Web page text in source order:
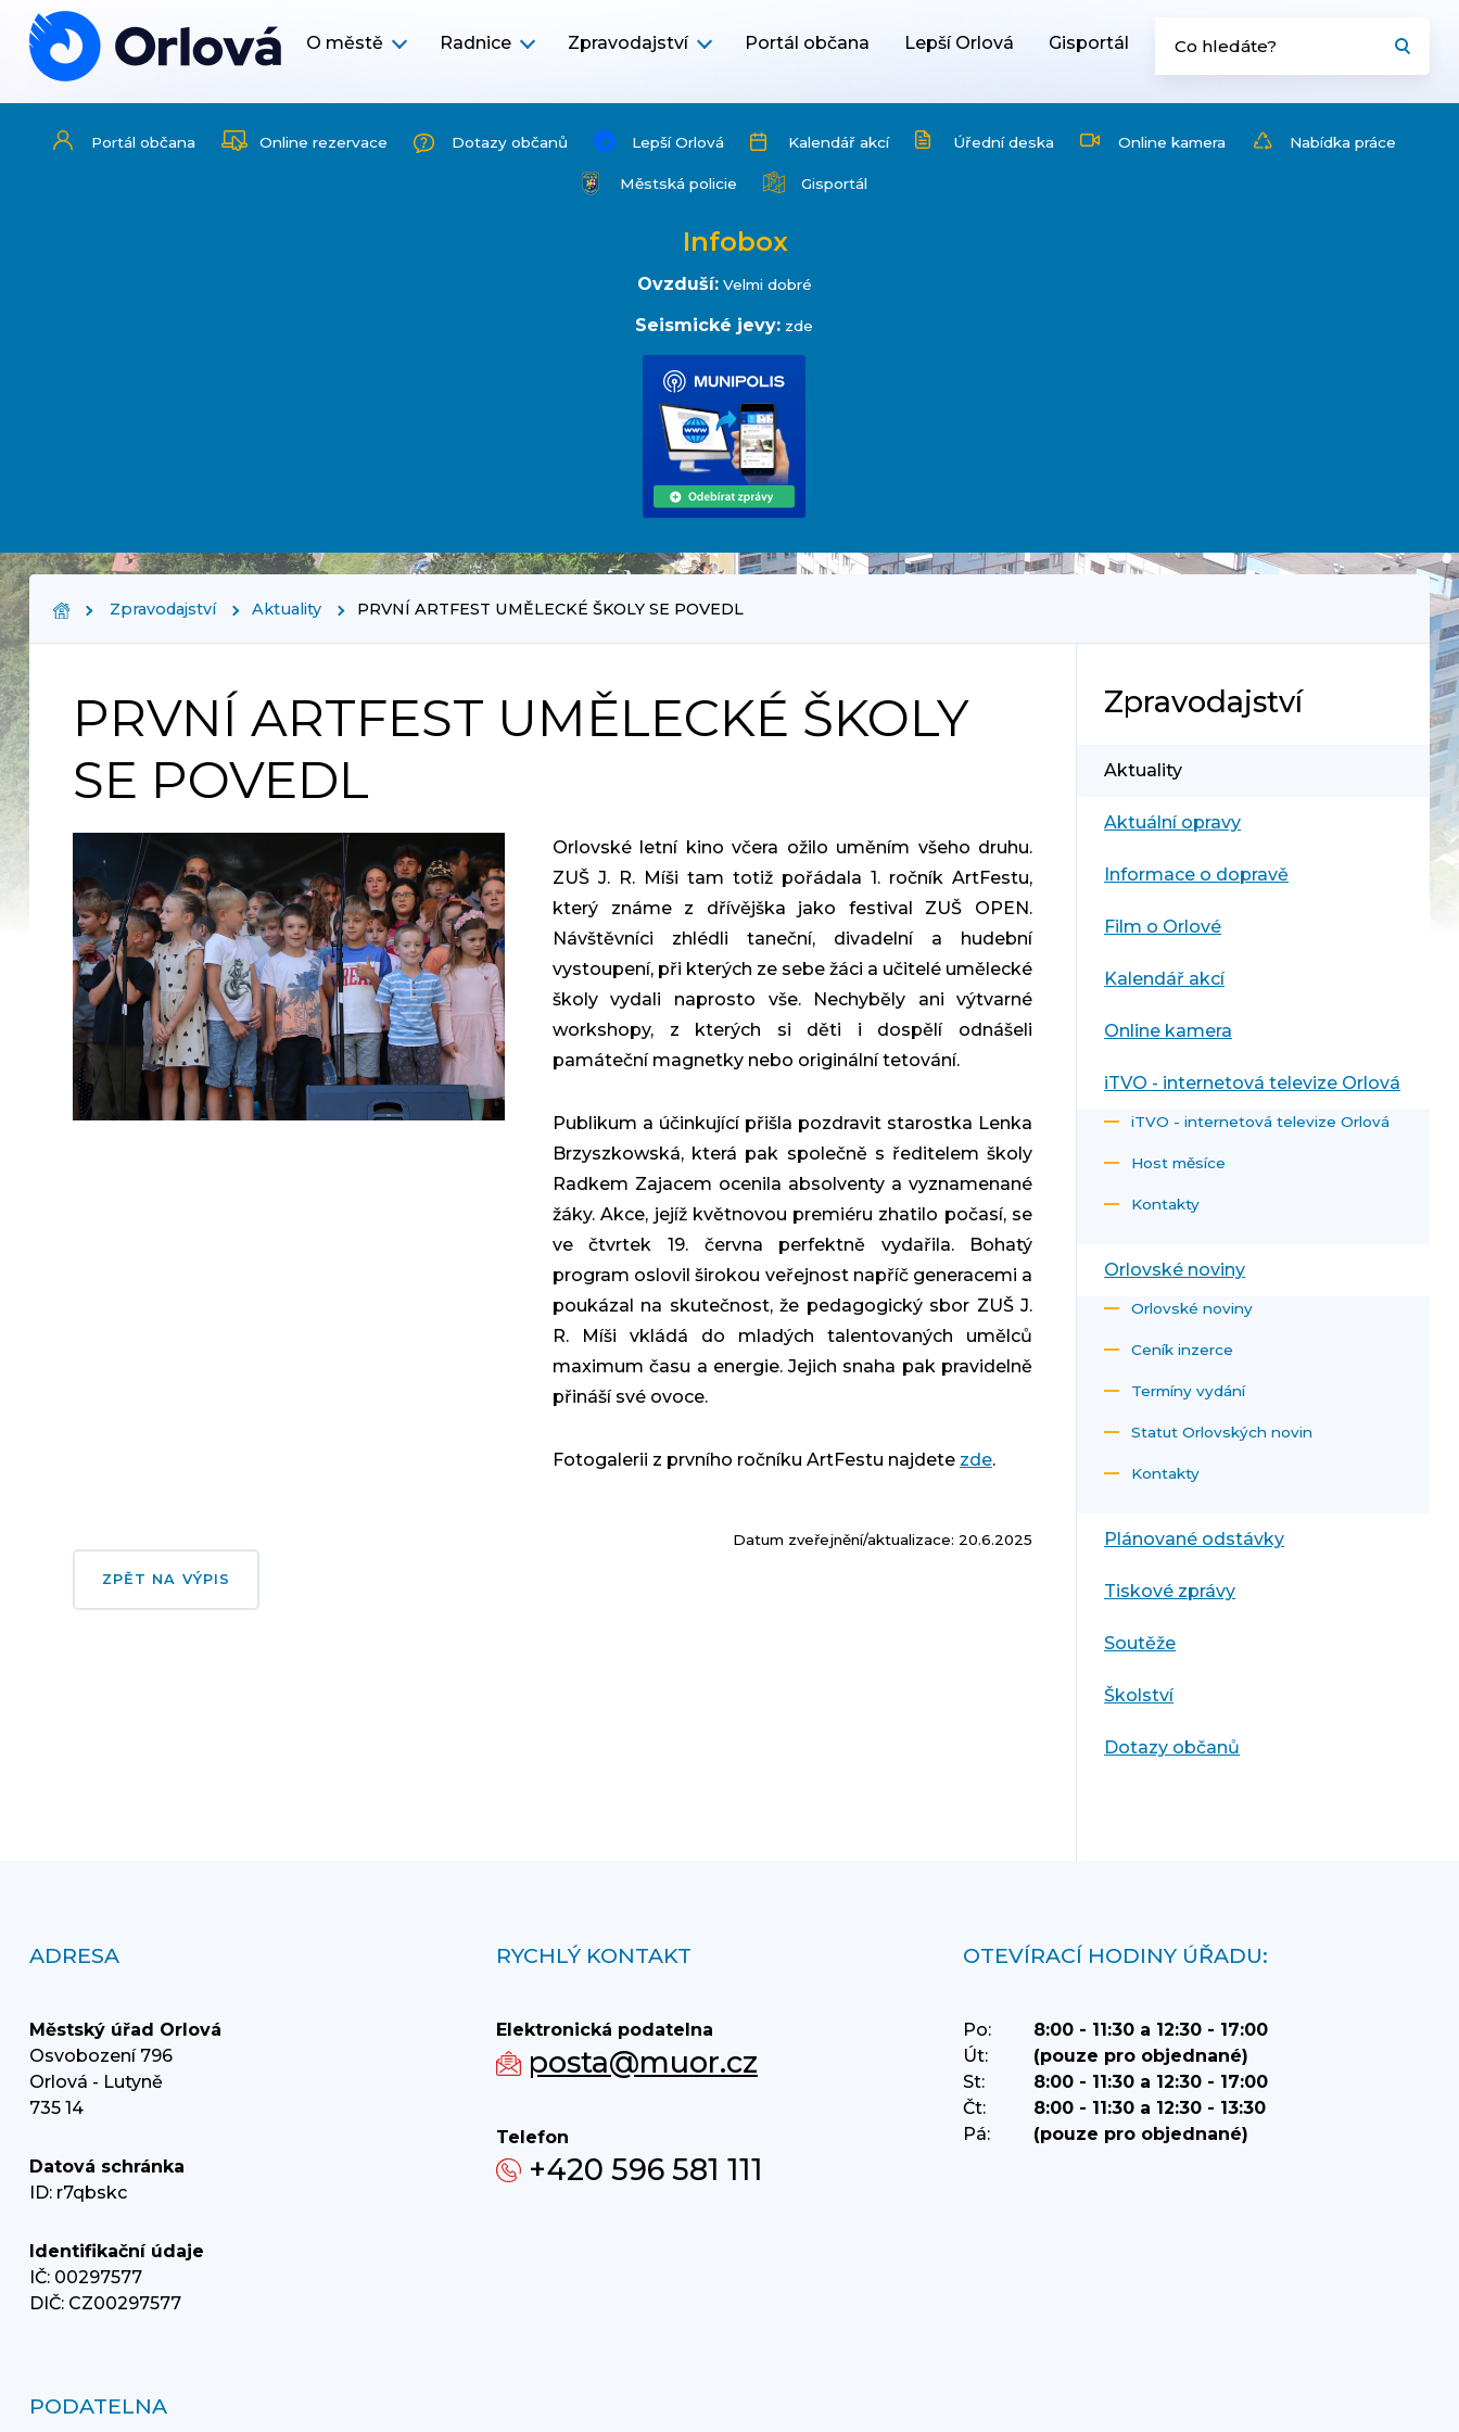
O městě Radnice Zpravodajství Portál občana Lepší Orlová Gisportál
Portál občana Online rezervace Dotazy občanů Lepší Orlová Kalendář akcí Úřední deska Online kamera Nabídka práce
Městská policie Gisportál
Infobox
Ovzduší: Velmi dobré
Seismické jevy: zde
Zpravodajství Aktuality PRVNÍ ARTFEST UMĚLECKÉ ŠKOLY SE POVEDL
PRVNÍ ARTFEST UMĚLECKÉ ŠKOLY
SE POVEDL
Orlovské letní kino včera ožilo uměním všeho druhu.
ZUŠ J. R. Míši tam totiž pořádala 1. ročník ArtFestu,
který známe z dřívějška jako festival ZUŠ OPEN.
Návštěvníci zhlédli taneční, divadelní a hudební
vystoupení, při kterých ze sebe žáci a učitelé umělecké
školy vydali naprosto vše. Nechyběly ani výtvarné
workshopy, z kterých si děti i dospělí odnášeli
památeční magnetky nebo originální tetování.
Publikum a účinkující přišla pozdravit starostka Lenka
Brzyszkowská, která pak společně s ředitelem školy
Radkem Zajacem ocenila absolventy a vyznamenané
žáky. Akce, jejíž květnovou premiéru zhatilo počasí, se
ve čtvrtek 19. června perfektně vydařila. Bohatý
program oslovil širokou veřejnost napříč generacemi a
poukázal na skutečnost, že pedagogický sbor ZUŠ J.
R. Míši vkládá do mladých talentovaných umělců
maximum času a energie. Jejich snaha pak pravidelně
přináší své ovoce.
Fotogalerii z prvního ročníku ArtFestu najdete zde.
Datum zveřejnění/aktualizace: 20.6.2025
ZPĚT NA VÝPIS
Zpravodajství
Aktuality
Aktuální opravy
Informace o dopravě
Film o Orlové
Kalendář akcí
Online kamera
iTVO - internetová televize Orlová
iTVO - internetová televize Orlová
Host měsíce
Kontakty
Orlovské noviny
Orlovské noviny
Ceník inzerce
Termíny vydání
Statut Orlovských novin
Kontakty
Plánované odstávky
Tiskové zprávy
Soutěže
Školství
Dotazy občanů
ADRESA
Městský úřad Orlová
Osvobození 796
Orlová - Lutyně
735 14
Datová schránka
ID: r7qbskc
Identifikační údaje
IČ: 00297577
DIČ: CZ00297577
RYCHLÝ KONTAKT
Elektronická podatelna
posta@muor.cz
Telefon
+420 596 581 111
OTEVÍRACÍ HODINY ÚŘADU:
Po:
8:00 - 11:30 a 12:30 - 17:00
Út:
(pouze pro objednané)
St:
8:00 - 11:30 a 12:30 - 17:00
Čt:
8:00 - 11:30 a 12:30 - 13:30
Pá:
(pouze pro objednané)
PODATELNA